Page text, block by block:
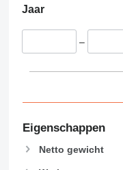
Jaar
–
Eigenschappen
Netto gewicht